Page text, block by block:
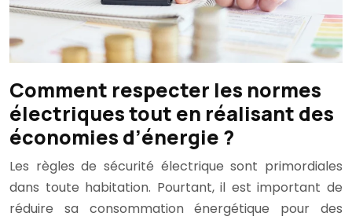
Comment respecter les normes
électriques tout en réalisant des
économies d’énergie ?
Les règles de sécurité électrique sont primordiales
dans toute habitation. Pourtant, il est important de
réduire sa consommation énergétique pour des